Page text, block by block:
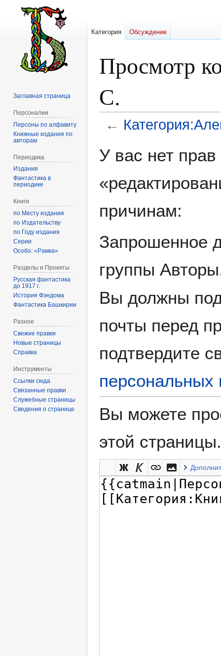
Просмотр
С.
←
У вас нет
причинам:
Запрошенное
группы
Вы должны
почты перед
подтвердите
персональных
Вы можете
этой страницы.
Категория Обсуждение
Заглавная страница
Персоналии
Персоны по алфавиту
Книжные издания по
авторам
Периодика
Издания
Фантастика в
периодике
Книги
по Месту издания
по Издательству
по Году издания
Серии
Особо: «Рамка»
Разделы и Проекты
Русская фантастика
до 1917 г.
История Фэндома
Фантастика Башкирии
Разное
Свежие правки
Новые страницы
Справка
Инструменты
Ссылки сюда
Связанные правки
Служебные страницы
Сведения о странице